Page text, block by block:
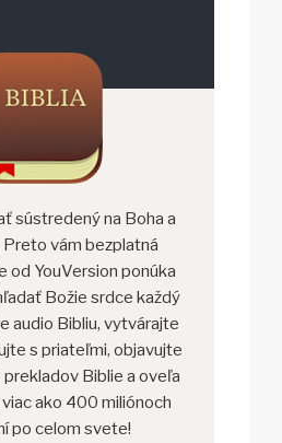
sústredený na Boha a
Preto vám bezplatná
od YouVersion ponúka
Božie srdce každý
audio Bibliu, vytvárajte
s priateľmi, objavujte
Biblie a oveľa
viac ako 400 miliónoch
po celom svete!